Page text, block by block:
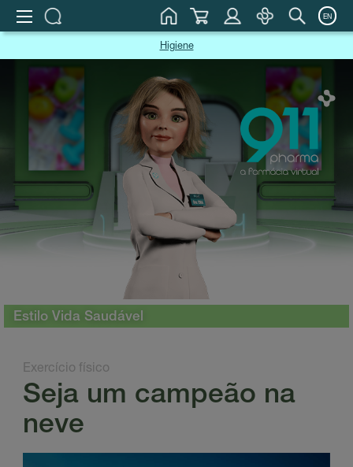
EN
Higiene
Estilo Vida Saudável
Exercício físico
Seja um campeão na
neve